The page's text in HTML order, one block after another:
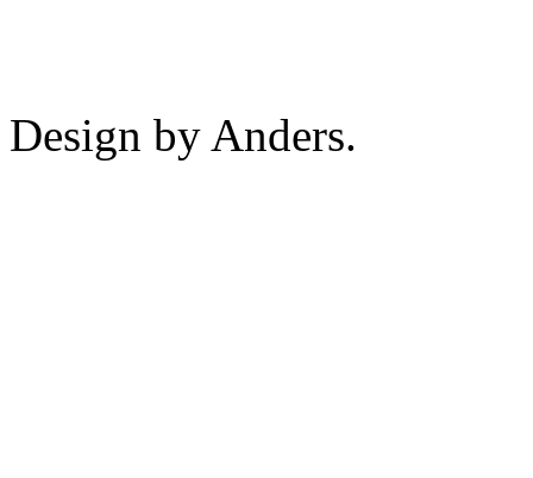
Design by Anders.